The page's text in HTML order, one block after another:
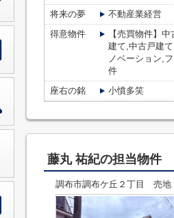
将来の夢
不動産業経営
得意物件
【売買物件】
建て,中古戸建
ノベーション,
件
座右の銘
小憤多笑
藤丸 祐紀の担当物件
調布市調布ケ丘２丁目 売地